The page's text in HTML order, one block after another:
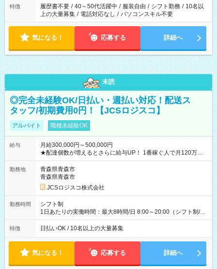
特徴 履歴書不要 / 40～50代活躍中 / 服装自由 / シフト勤務 / 10名以
上の大量募集 / 電話対応なし / パソコンスキル不要
気になる！ 応募する 詳細へ
未読
◎完全未経験OK/日払い・週払い対応！配送ス
タッフ/初期費用0円！【JCSロジスコ】
アルバイト 職種未経験OK
給与
月給300,000円～500,000円
★配達個数が増えるとさらに給与UP！ 1番稼ぐ人で月120万ほ
ど！ ・主要都市エリア 月収55万円／週5日稼働 月収65万~112
万円／週6日稼働 ・地方郊外エリア 月収40万円／週5日稼働 月
収40万円~50万円／週6日稼働 ＜モデルイメージ＞ ■月収50万
円 (27歳男性/江東区在住)※元建築関係 1日150個配達×25日勤務
(日休み) ■月収80万円(43歳男性/墨田区在住)※元営業 1日200個
勤務地
青森県青森市
青森県青森市
JCSロジスコ株式会社
勤務時間
シフト制
1日あたりの実働時間：最大8時間/日 8:00～20:00（シフト制/実
働8時間） ※週5日勤務（場所次第では週4も有り） ※配達状況
によって時間外での勤務可能性有り ※案件により多少の前後あ
特徴 日払いOK / 10名以上の大量募集
気になる！ 応募する 詳細へ